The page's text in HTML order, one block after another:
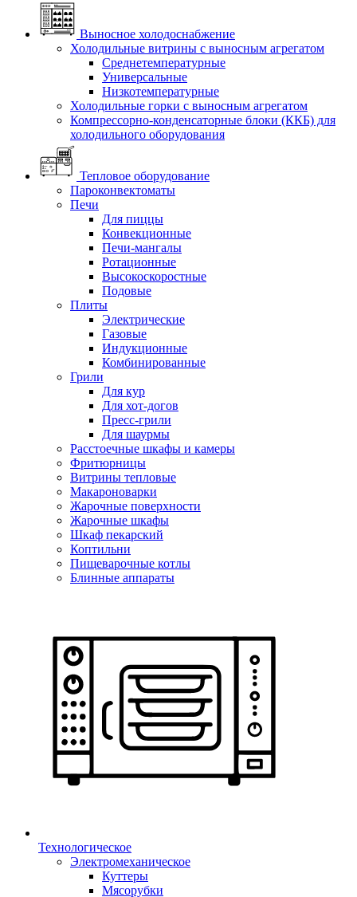
Выносное холодоснабжение
Холодильные витрины с выносным агрегатом
Среднетемпературные
Универсальные
Низкотемпературные
Холодильные горки с выносным агрегатом
Компрессорно-конденсаторные блоки (ККБ) для
холодильного оборудования
Тепловое оборудование
Пароконвектоматы
Печи
Для пиццы
Конвекционные
Печи-мангалы
Ротационные
Высокоскоростные
Подовые
Плиты
Электрические
Газовые
Индукционные
Комбинированные
Грили
Для кур
Для хот-догов
Пресс-грили
Для шаурмы
Расстоечные шкафы и камеры
Фритюрницы
Витрины тепловые
Макароноварки
Жарочные поверхности
Жарочные шкафы
Шкаф пекарский
Коптильни
Пищеварочные котлы
Блинные аппараты
Технологическое
Электромеханическое
Куттеры
Мясорубки